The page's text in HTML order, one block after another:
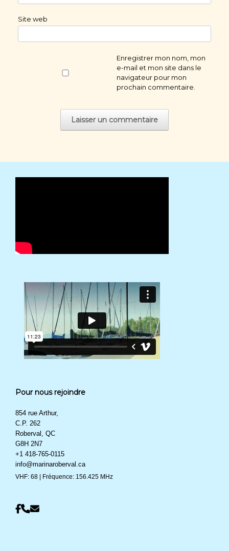
Site web
Enregistrer mon nom, mon
e-mail et mon site dans le
navigateur pour mon
prochain commentaire.
Pour nous rejoindre
854 rue Arthur,
C.P. 262
Roberval, QC
G8H 2N7
+1 418-765-0115
info@marinaroberval.ca
VHF: 68 | Fréquence: 156.425 MHz